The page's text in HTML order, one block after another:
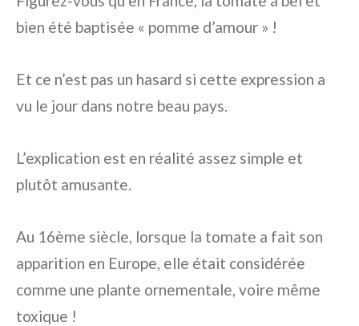
bien été baptisée « pomme d’amour » !
Et ce n’est pas un hasard si cette expression a
vu le jour dans notre beau pays.
L’explication est en réalité assez simple et
plutôt amusante.
Au 16ème siècle, lorsque la tomate a fait son
apparition en Europe, elle était considérée
comme une plante ornementale, voire même
toxique !